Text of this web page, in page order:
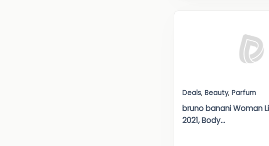
Deals, Beauty, Parfum
bruno banani Woman
2021, Body...